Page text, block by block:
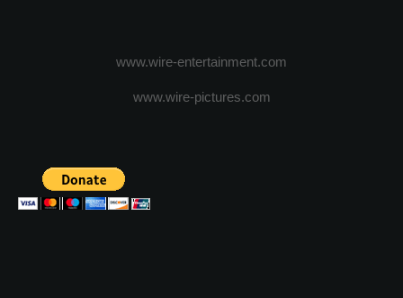
www.wire-entertainment.com
www.wire-pictures.com